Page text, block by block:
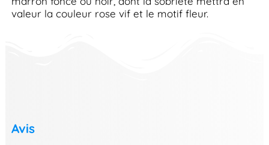
valeur la couleur rose vif et le motif fleur.
Avis